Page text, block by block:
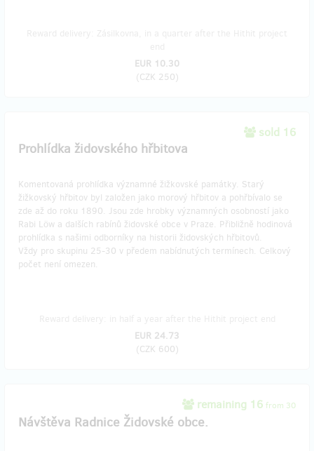
EUR 10.30
(CZK 250)
sold 16
Prohlídka židovského hřbitova
Komentovaná prohlídka významné žižkovské památky. Starý
žižkovský hřbitov byl založen jako morový hřbitov a pohřbívalo se
zde až do roku 1890. Jsou zde hrobky významných osobností jako
Rabi Löw a dalších rabínů židovské obce v Praze. Přibližně hodinová
prohlídka s našimi odborníky na historii židovských hřbitovů.
Vždy pro skupinu 25-30 v předem nabídnutých termínech. Celkový
počet není omezen.
EUR 24.73
(CZK 600)
remaining 16 from 30
Návštěva Radnice Židovské obce.